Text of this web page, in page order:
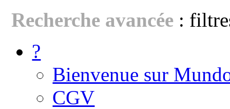
Recherche avancée :
?
Bienvenue sur
CGV